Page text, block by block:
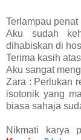
Terlampau penat
Aku sudah
dihabiskan di
Terima kasih
Aku sangat
Zara : Perlukan
isotonik yang
biasa sahaja
Nikmati karya